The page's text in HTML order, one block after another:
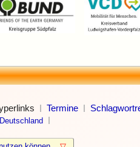
Termine
Deutschland